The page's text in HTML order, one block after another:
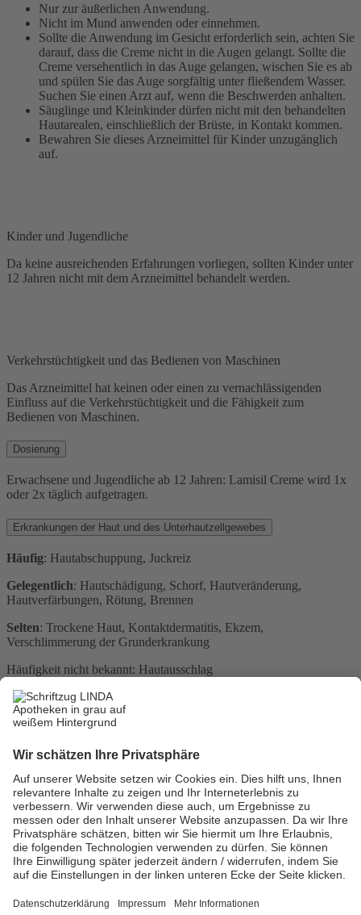
Nur zur äußerlichen Anwendung.
Nicht im Mund anwenden oder einnehmen.
Sollte die Anwendung im Gesicht erforderlich sein, achten Sie
darauf, dass die Creme nicht in die Augen gelangt. Sollte die
Creme versehentlich in das Auge gelangen, wischen Sie es ab
und spülen Sie das Auge sorgfältig unter fließendem Wasser.
Suchen Sie einen Arzt auf, wenn die Beschwerden anhalten.
Säuglinge und Kleinkinder dürfen nicht mit den behandelten
Hautarealen, einschließlich der Brüste, in Kontakt kommen.
Bewahren Sie dieses Arzneimittel für Kinder unzugänglich
auf.
Kinder und Jugendliche
Da keine ausreichenden Erfahrungen vorliegen, sollten Kinder unter
12 Jahren nicht mit dem Arzneimittel behandelt werden.
Verkehrstüchtigkeit und das Bedienen von Maschinen
Das Arzneimittel hat keinen oder einen zu vernachlässigenden
Einfluss auf die Verkehrstüchtigkeit und die Fähigkeit zum
Bedienen von Maschinen.
Dosierung
Erwachsene und Jugendliche ab 12 Jahren: Lamisil Creme wird 1x
oder 2x täglich aufgetragen.
Erkrankungen der Haut und des Unterhautzellgewebes
Häufig: Hautabschuppung, Juckreiz
Gelegentlich: Hautschädigung, Schorf, Hautveränderung,
Hautverfärbungen, Rötung, Brennen
Selten: Trockene Haut, Kontaktdermatitis, Ekzem,
Verschlimmerung der Grunderkrankung
Häufigkeit nicht bekannt: Hautausschlag
Hersteller:
Karo Pharma AB
Box 16184
103 24 Stockholm
Schweden
Tel: +49 (0)221 / 300456 0
Fax: +49 (0)221 / 300456 0